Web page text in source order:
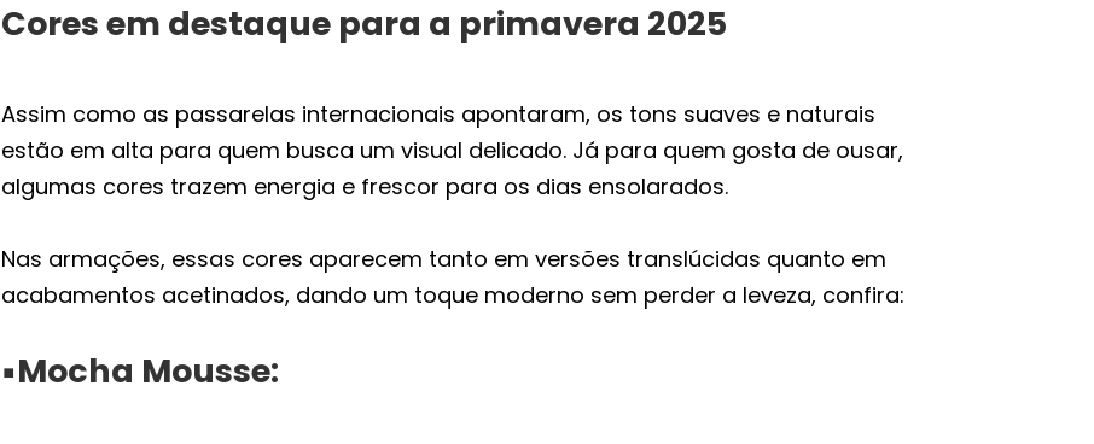
Cores em destaque para a primavera 2025
Assim como as passarelas internacionais apontaram, os tons suaves e naturais
estão em alta para quem busca um visual delicado. Já para quem gosta de ousar,
algumas cores trazem energia e frescor para os dias ensolarados.
Nas armações, essas cores aparecem tanto em versões translúcidas quanto em
acabamentos acetinados, dando um toque moderno sem perder a leveza, confira:
▪️Mocha Mousse: